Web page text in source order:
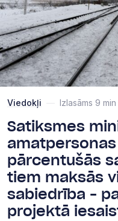
Viedokļi Izlasāms 9 min
Satiksmes
pārcentušās
tiem maksās
sabiedrība –
projektā